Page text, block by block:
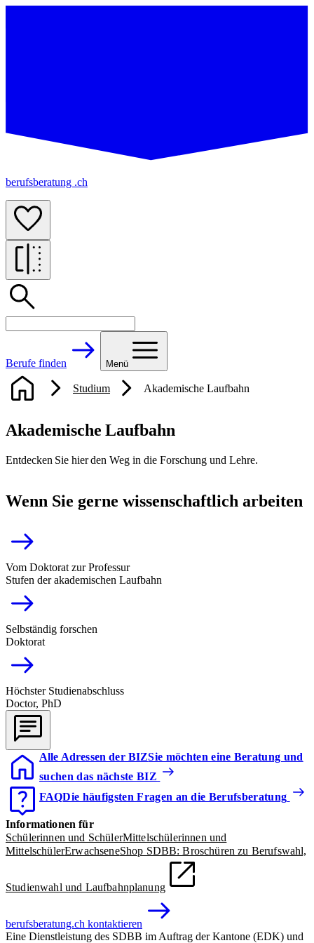
berufsberatung .ch
Berufe finden Menü
Studium Akademische Laufbahn
Akademische Laufbahn
Entdecken Sie hier den Weg in die Forschung und Lehre.
Wenn Sie gerne wissenschaftlich arbeiten
Vom Doktorat zur Professur
Stufen der akademischen Laufbahn
Selbständig forschen
Doktorat
Höchster Studienabschluss
Doctor, PhD
Alle Adressen der BIZSie möchten eine Beratung und
suchen das nächste BIZ
FAQDie häufigsten Fragen an die Berufsberatung
Informationen für
Schülerinnen und SchülerMittelschülerinnen und
MittelschülerErwachseneShop SDBB: Broschüren zu Berufswahl,
Studienwahl und Laufbahnplanung
berufsberatung.ch kontaktieren
Eine Dienstleistung des SDBB im Auftrag der Kantone (EDK) und